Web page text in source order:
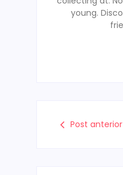
young.
Post anterior